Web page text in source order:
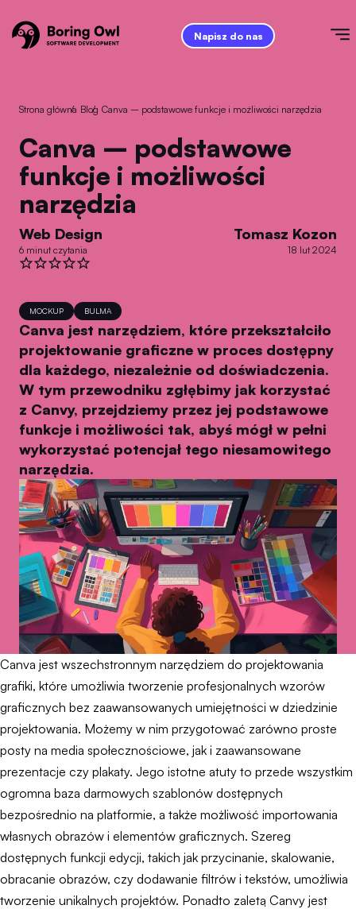
Napisz do nas
Strona główna
/ Blog
/ Canva – podstawowe funkcje i możliwości narzędzia
Canva – podstawowe
funkcje i możliwości
narzędzia
Web Design
6 minut czytania
Tomasz Kozon
18 lut 2024
MOCKUP BULMA
Canva jest narzędziem, które przekształciło
projektowanie graficzne w proces dostępny
dla każdego, niezależnie od doświadczenia.
W tym przewodniku zgłębimy jak korzystać
z Canvy, przejdziemy przez jej podstawowe
funkcje i możliwości tak, abyś mógł w pełni
wykorzystać potencjał tego niesamowitego
narzędzia.
Canva jest wszechstronnym narzędziem do projektowania
grafiki, które umożliwia tworzenie profesjonalnych wzorów
graficznych bez zaawansowanych umiejętności w dziedzinie
projektowania. Możemy w nim przygotować zarówno proste
posty na media społecznościowe, jak i zaawansowane
prezentacje czy plakaty. Jego istotne atuty to przede wszystkim
ogromna baza darmowych szablonów dostępnych
bezpośrednio na platformie, a także możliwość importowania
własnych obrazów i elementów graficznych. Szereg
dostępnych funkcji edycji, takich jak przycinanie, skalowanie,
obracanie obrazów, czy dodawanie filtrów i tekstów, umożliwia
tworzenie unikalnych projektów. Ponadto zaletą Canvy jest